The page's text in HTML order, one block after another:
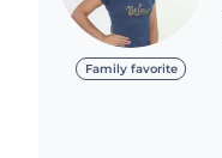
Family favorite